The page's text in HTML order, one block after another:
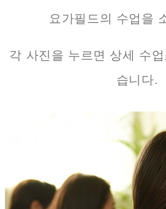
요가필드의 수업을
각 사진을 누르면 상세 수
습니다.